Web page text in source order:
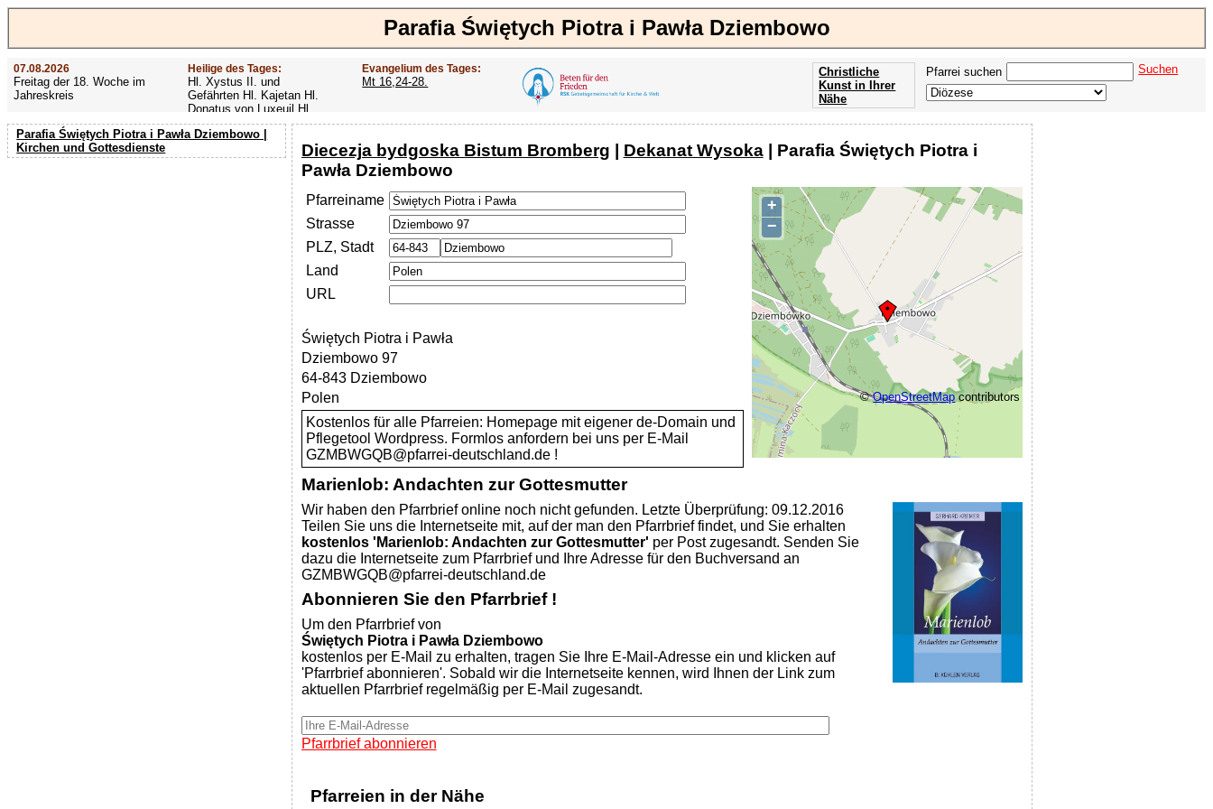
Parafia Świętych Piotra i Pawła Dziembowo
07.08.2026
Freitag der 18. Woche im
Jahreskreis
Heilige des Tages:
Hl. Xystus II. und
Gefährten Hl. Kajetan Hl.
Donatus von Luxeuil Hl.
Afra
Evangelium des Tages:
Mt 16,24-28.
Pfarrei suchen Suchen
Christliche
Kunst in Ihrer
Nähe
Parafia Świętych Piotra i Pawła Dziembowo |
Kirchen und Gottesdienste
Diecezja bydgoska Bistum Bromberg | Dekanat Wysoka| Parafia Świętych Piotra i
Pawła Dziembowo
+
−
©OpenStreetMapcontributors
Pfarreiname
Strasse
PLZ, Stadt
Land
URL
Świętych Piotra i Pawła
Dziembowo 97
64-843 Dziembowo
Polen
Kostenlos für alle Pfarreien: Homepage mit eigener de-Domain und
Pflegetool Wordpress. Formlos anfordern bei uns per E-Mail
GZMBWGQB@pfarrei-deutschland.de !
Marienlob: Andachten zur Gottesmutter
Wir haben den Pfarrbrief online noch nicht gefunden. Letzte Überprüfung: 09.12.2016
Teilen Sie uns die Internetseite mit, auf der man den Pfarrbrief findet, und Sie erhalten
kostenlos 'Marienlob: Andachten zur Gottesmutter' per Post zugesandt. Senden Sie
dazu die Internetseite zum Pfarrbrief und Ihre Adresse für den Buchversand an
GZMBWGQB@pfarrei-deutschland.de
Abonnieren Sie den Pfarrbrief !
Um den Pfarrbrief von
Świętych Piotra i Pawła Dziembowo
kostenlos per E-Mail zu erhalten, tragen Sie Ihre E-Mail-Adresse ein und klicken auf
'Pfarrbrief abonnieren'. Sobald wir die Internetseite kennen, wird Ihnen der Link zum
aktuellen Pfarrbrief regelmäßig per E-Mail zugesandt.
Pfarrbrief abonnieren
Pfarreien in der Nähe